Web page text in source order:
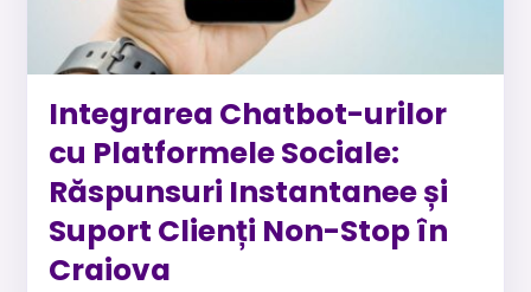
Integrarea Chatbot-urilor
cu Platformele Sociale:
Răspunsuri Instantanee și
Suport Clienți Non-Stop în
Craiova